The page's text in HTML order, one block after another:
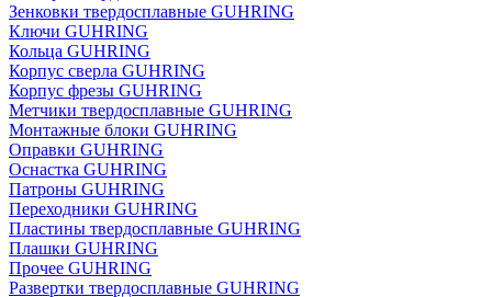
Зенковки твердосплавные GUHRING
Ключи GUHRING
Кольца GUHRING
Корпус сверла GUHRING
Корпус фрезы GUHRING
Метчики твердосплавные GUHRING
Монтажные блоки GUHRING
Оправки GUHRING
Оснастка GUHRING
Патроны GUHRING
Переходники GUHRING
Пластины твердосплавные GUHRING
Плашки GUHRING
Прочее GUHRING
Развертки твердосплавные GUHRING